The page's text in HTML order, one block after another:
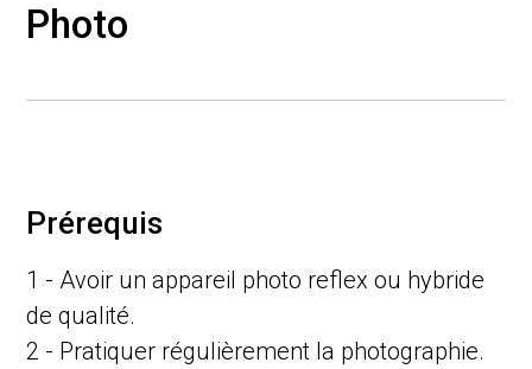
Photo
Prérequis
1 - Avoir un appareil photo reflex ou hybride
de qualité.
2 - Pratiquer régulièrement la photographie.